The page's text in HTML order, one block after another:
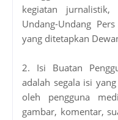
kegiatan jurnalistik,
Undang-Undang
yang ditetapkan
2. Isi Buatan
adalah segala isi
oleh pengguna
gambar, komentar,